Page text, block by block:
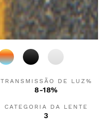
TRANSMISSÃO DE LUZ%
8-18%
CATEGORIA DA LENTE
3